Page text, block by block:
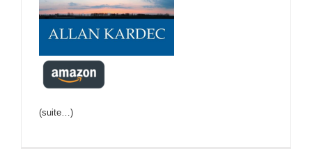
(suite…)